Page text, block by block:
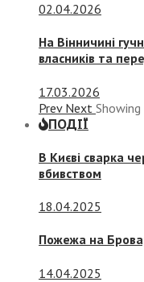
02.04.2026
На Вінничині
власників та
17.03.2026
Prev Next Showing
ПОДІЇ
В Києві сварка
вбивством
18.04.2025
Пожежа на
14.04.2025